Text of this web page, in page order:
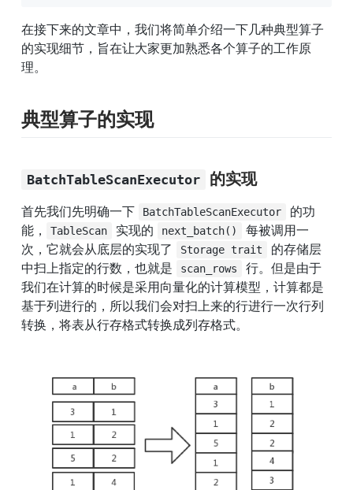
在接下来的文章中，我们将简单介绍一下几种典型算子
的实现细节，旨在让大家更加熟悉各个算子的工作原
理。
典型算子的实现
BatchTableScanExecutor 的实现
首先我们先明确一下 BatchTableScanExecutor
的功
能，
TableScan 实现的 next_batch()
每被调用一
次，它就会从底层的实现了
Storage trait
的存储层
中扫上指定的行数，也就是
scan_rows
行。但是由于
我们在计算的时候是采用向量化的计算模型，计算都是
基于列进行的，所以我们会对扫上来的行进行一次行列
转换，将表从行存格式转换成列存格式。